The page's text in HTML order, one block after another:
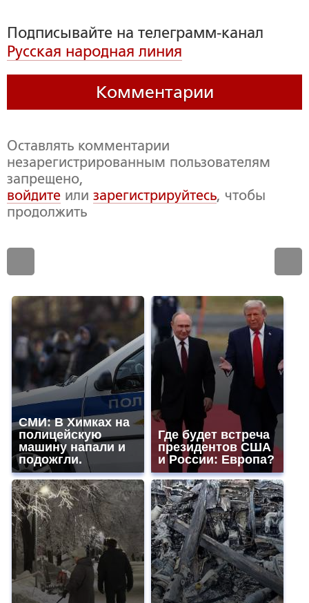
Подписывайте на телеграмм-канал
Русская народная линия
Комментарии
Оставлять комментарии
незарегистрированным пользователям
запрещено,
войдите или зарегистрируйтесь, чтобы
продолжить
СМИ: В Химках на
полицейскую
машину напали и
подожгли.
Где будет встреча
президентов США
и России: Европа?